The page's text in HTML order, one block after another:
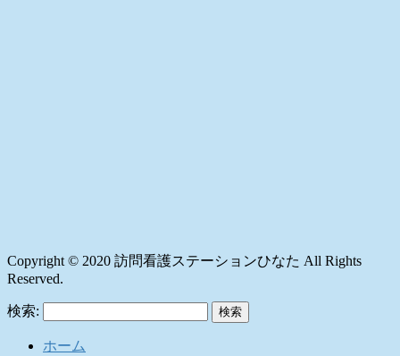
Copyright © 2020 訪問看護ステーションひなた All Rights
Reserved.
検索:
ホーム